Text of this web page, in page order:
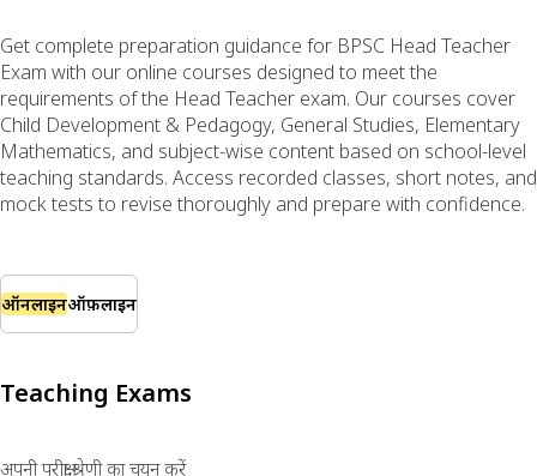
Get complete preparation guidance for BPSC Head Teacher
Exam with our online courses designed to meet the
requirements of the Head Teacher exam. Our courses cover
Child Development & Pedagogy, General Studies, Elementary
Mathematics, and subject-wise content based on school-level
teaching standards. Access recorded classes, short notes, and
mock tests to revise thoroughly and prepare with confidence.
Teaching Exams
अपनी परीक्षा श्रेणी का चयन करें
ऑनलाइनऑफ़लाइन